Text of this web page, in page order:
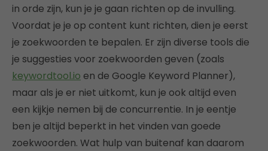
in orde zijn, kun je je gaan richten op de invulling.
Voordat je je op content kunt richten, dien je eerst
je zoekwoorden te bepalen. Er zijn diverse tools die
je suggesties voor zoekwoorden geven (zoals
keywordtool.io en de Google Keyword Planner),
maar als je er niet uitkomt, kun je ook altijd even
een kijkje nemen bij de concurrentie. In je eentje
ben je altijd beperkt in het vinden van goede
zoekwoorden. Wat hulp van buitenaf kan daarom